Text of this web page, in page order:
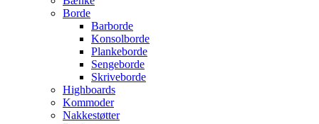
Borde
Barborde
Konsolborde
Plankeborde
Sengeborde
Skriveborde
Highboards
Kommoder
Nakkestøtter